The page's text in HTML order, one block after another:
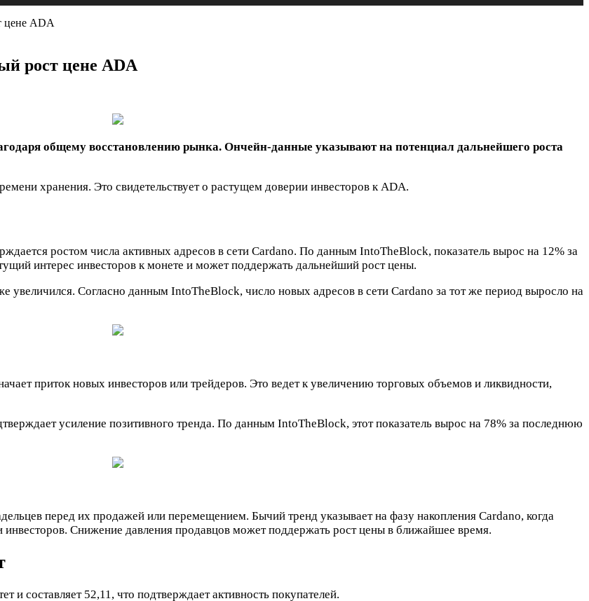
цене ADA
рост цене ADA
общему восстановлению рынка. Ончейн-данные указывают на потенциал дальнейшего роста
хранения. Это свидетельствует о растущем доверии инвесторов к ADA.
ростом числа активных адресов в сети Cardano. По данным IntoTheBlock, показатель вырос на 12% за
интерес инвесторов к монете и может поддержать дальнейший рост цены.
увеличился. Согласно данным IntoTheBlock, число новых адресов в сети Cardano за тот же период выросло на
приток новых инвесторов или трейдеров. Это ведет к увеличению торговых объемов и ликвидности,
усиление позитивного тренда. По данным IntoTheBlock, этот показатель вырос на 78% за последнюю
перед их продажей или перемещением. Бычий тренд указывает на фазу накопления Cardano, когда
Снижение давления продавцов может поддержать рост цены в ближайшее время.
и составляет 52,11, что подтверждает активность покупателей.